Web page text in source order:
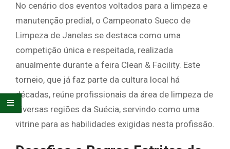
No cenário dos eventos voltados para a limpeza e
manutenção predial, o Campeonato Sueco de
Limpeza de Janelas se destaca como uma
competição única e respeitada, realizada
anualmente durante a feira Clean & Facility. Este
torneio, que já faz parte da cultura local há
décadas, reúne profissionais da área de limpeza de
diversas regiões da Suécia, servindo como uma
vitrine para as habilidades exigidas nesta profissão.